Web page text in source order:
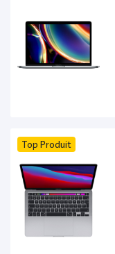
Top Produit